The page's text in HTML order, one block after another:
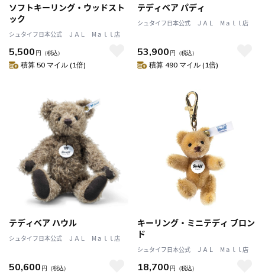
ソフトキーリング・ウッドスト
ック
シュタイフ日本公式 ＪＡＬ Mａｌｌ店
5,500 円 （税込）
積算 50 マイル (1倍)
テディベア パディ
シュタイフ日本公式 ＪＡＬ Mａｌｌ店
53,900 円 （税込）
積算 490 マイル (1倍)
テディベア ハウル
シュタイフ日本公式 ＪＡＬ Mａｌｌ店
50,600 円 （税込）
キーリング・ミニテディ ブロン
ド
シュタイフ日本公式 ＪＡＬ Mａｌｌ店
18,700 円 （税込）